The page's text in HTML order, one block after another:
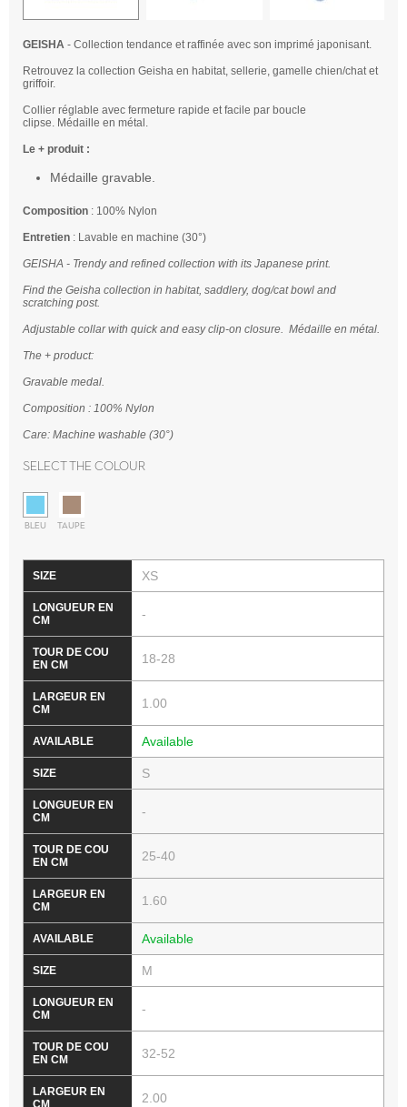
GEISHA - Collection tendance et raffinée avec son imprimé japonisant.
Retrouvez la collection Geisha en habitat, sellerie, gamelle chien/chat et
griffoir.
Collier réglable avec fermeture rapide et facile par boucle
clipse. Médaille en métal.
Le + produit :
Médaille gravable.
Composition : 100% Nylon
Entretien : Lavable en machine (30°)
GEISHA - Trendy and refined collection with its Japanese print.
Find the Geisha collection in habitat, saddlery, dog/cat bowl and
scratching post.
Adjustable collar with quick and easy clip-on closure. Médaille en métal.
The + product:
Gravable medal.
Composition : 100% Nylon
Care: Machine washable (30°)
Select the colour
BLEU TAUPE
XS
-
18-28
1.00
Available
S
-
25-40
1.60
Available
M
-
32-52
2.00